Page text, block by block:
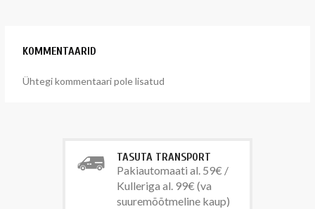
KOMMENTAARID
Ühtegi kommentaari pole lisatud
TASUTA TRANSPORT
Pakiautomaati al. 59€ /
Kulleriga al. 99€ (va
suuremõõtmeline kaup)